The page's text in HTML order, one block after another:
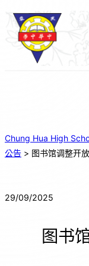
Chung Hua High
公告 > 图书馆调整开
29/09/2025
图书